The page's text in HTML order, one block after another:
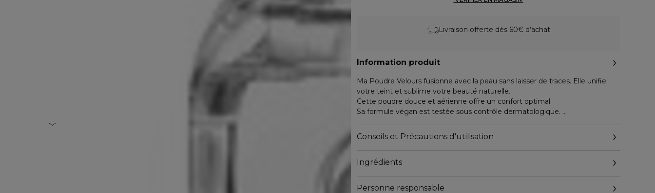
Livraison offerte dès 60€ d’achat
Information produit
Ma Poudre Velours fusionne avec la peau sans laisser de traces. Elle unifie
votre teint et sublime votre beauté naturelle.
Cette poudre douce et aérienne offre un confort optimal.
Sa formule végan est testée sous contrôle dermatologique.
10g
Conseils et Précautions d'utilisation
Ingrédients
Personne responsable